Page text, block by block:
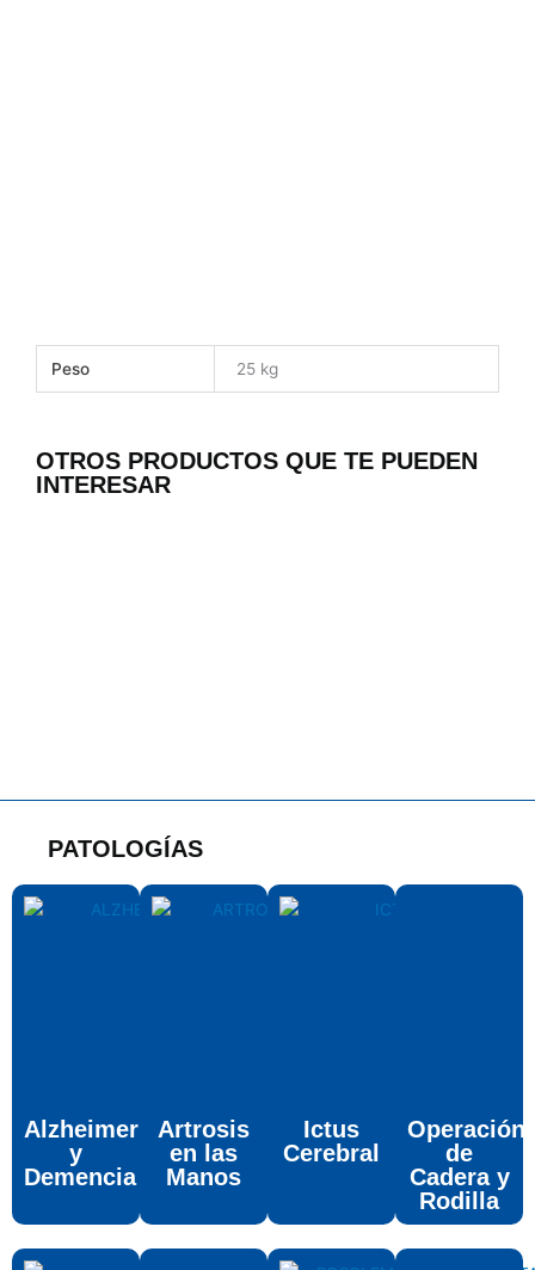
Peso 25 kg
OTROS PRODUCTOS QUE TE PUEDEN
INTERESAR
PATOLOGÍAS
Alzheimer
y
Demencia
Artrosis
en las
Manos
Ictus
Cerebral
Operación
de
Cadera y
Rodilla